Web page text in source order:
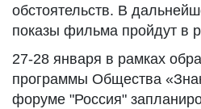
обстоятельств. В
показы фильма пройдут в
27-28 января в рамках
программы Общества
форуме "Россия"